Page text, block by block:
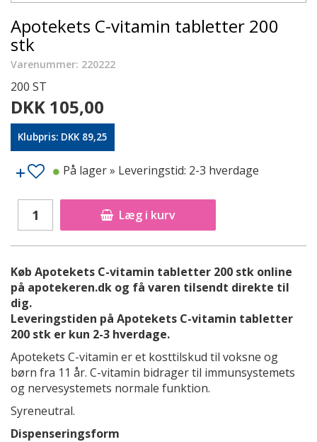
Apotekets C-vitamin tabletter 200
stk
Varenummer: 220222
200 ST
DKK 105,00
Klubpris: DKK 89,25
Læg i kurv
På lager» Leveringstid: 2-3 hverdage
Køb Apotekets C-vitamin tabletter 200 stk online
på apotekeren.dk og få varen tilsendt direkte til
dig.
Leveringstiden på Apotekets C-vitamin tabletter
200 stk er kun 2-3 hverdage.
Apotekets C-vitamin er et kosttilskud til voksne og
børn fra 11 år. C-vitamin bidrager til immunsystemets
og nervesystemets normale funktion.
Syreneutral.
Dispenseringsform